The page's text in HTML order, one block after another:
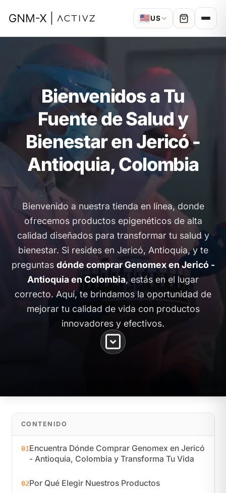
🇺🇸US
Bienvenidos a Tu
Fuente de Salud y
Bienestar en Jericó -
Antioquia, Colombia
Bienvenido a nuestra tienda en línea, donde
ofrecemos productos epigenéticos de alta
calidad diseñados para transformar tu salud y
bienestar. Si resides en Jericó, Antioquia, y te
preguntas dónde comprar Genomex en Jericó -
Antioquia en Colombia, estás en el lugar
correcto. Aquí, te brindamos la oportunidad de
mejorar tu calidad de vida con productos
innovadores y efectivos.
CONTENIDO
01Encuentra Dónde Comprar Genomex en Jericó
- Antioquia, Colombia y Transforma Tu Vida
02Por Qué Elegir Nuestros Productos